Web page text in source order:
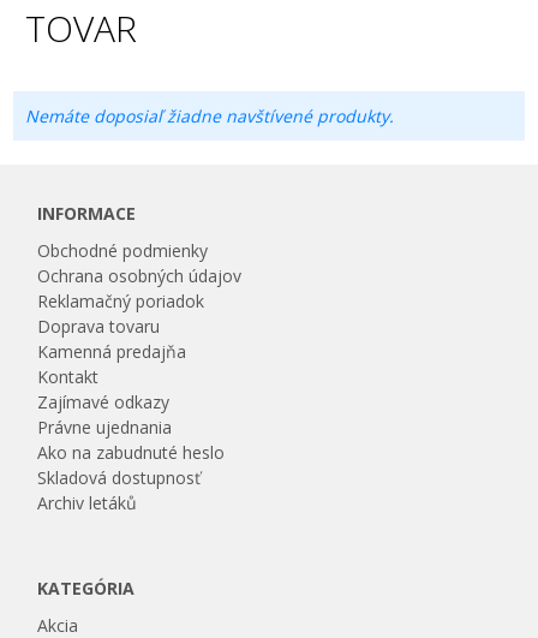
TOVAR
Nemáte doposiaľ žiadne navštívené produkty.
INFORMACE
Obchodné podmienky
Ochrana osobných údajov
Reklamačný poriadok
Doprava tovaru
Kamenná predajňa
Kontakt
Zajímavé odkazy
Právne ujednania
Ako na zabudnuté heslo
Skladová dostupnosť
Archiv letáků
KATEGÓRIA
Akcia